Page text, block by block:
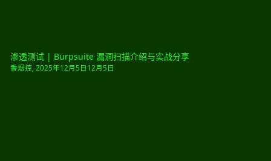
渗透测试 | Burpsuite 漏洞扫描介绍与实战分享
香烟控, 2025年12月5日 12月5日